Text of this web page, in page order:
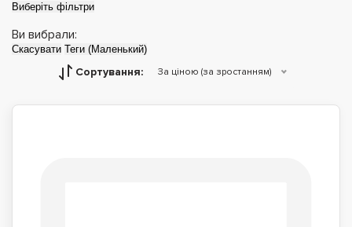
Виберіть фільтри
Ви вибрали:
Скасувати Теги (Маленький)
Сортування: За ціною (за зростанням)